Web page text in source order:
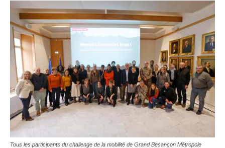
Tous les participants du challenge de la mobilité de Grand Besançon Métropole